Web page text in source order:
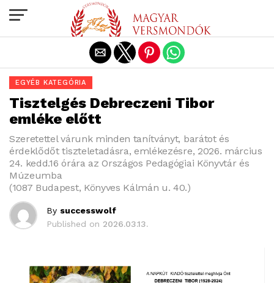
EGYÉB KATEGÓRIA
Tisztelgés Debreczeni Tibor
emléke előtt
Szeretettel várunk minden tanítványt, barátot és
érdeklődőt tiszteletadásra, emlékezésre, 2026. március
24. kedd.16 órára az Országos Pedagógiai Könyvtár és
Múzeumba
(1087 Budapest, Könyves Kálmán u. 40.)
By successwolf
Published on 2026.03.13.
Exit mobile version